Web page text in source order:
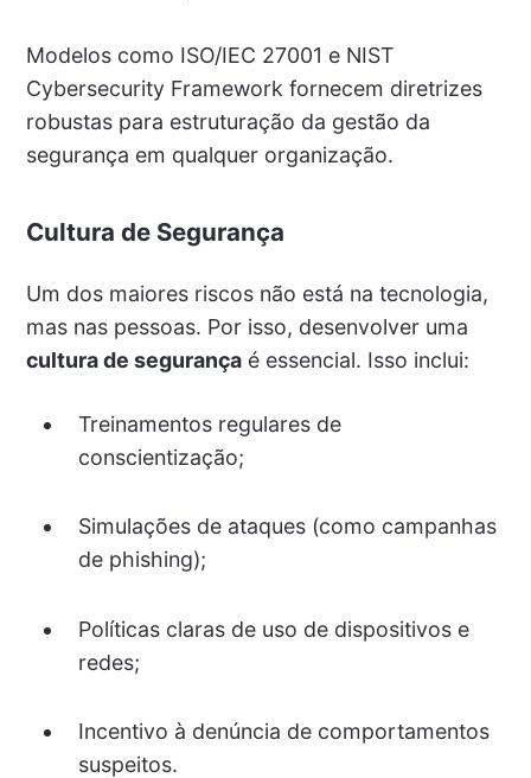
Modelos como ISO/IEC 27001 e NIST
Cybersecurity Framework fornecem diretrizes
robustas para estruturação da gestão da
segurança em qualquer organização.
Cultura de Segurança
Um dos maiores riscos não está na tecnologia,
mas nas pessoas. Por isso, desenvolver uma
cultura de segurançaé essencial. Isso inclui:
Treinamentos regulares de
conscientização;
Simulações de ataques (como campanhas
de phishing);
Políticas claras de uso de dispositivos e
redes;
Incentivo à denúncia de comportamentos
suspeitos.